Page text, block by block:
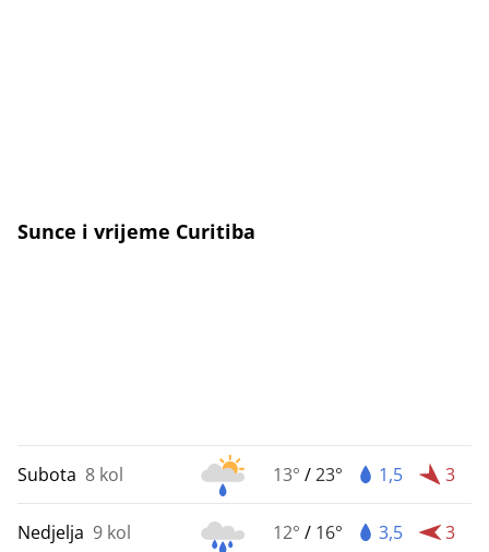
Sunce i vrijeme Curitiba
Subota 8 kol 13° /23° 1,5 3
Nedjelja 9 kol 12° / 16° 3,5 3